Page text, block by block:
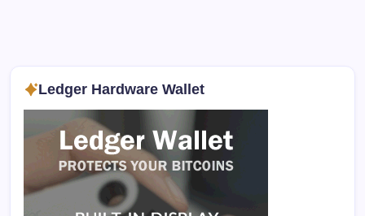
Ledger Hardware Wallet